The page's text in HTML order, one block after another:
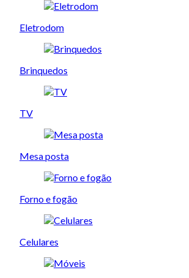
Eletrodom
Brinquedos
TV
Mesa posta
Forno e fogão
Celulares